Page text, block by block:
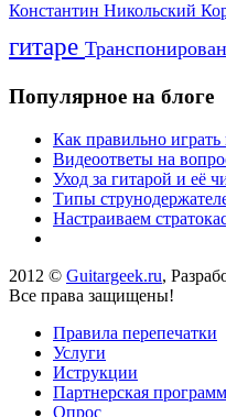
Константин Никольский
гитаре
Популярное на блоге
Как правильно играть
Видеоответы на
Уход за гитарой и её
Типы
Настраиваем
2012 © Guitargeek.ru,
Все права защищены!
Правила перепечатки
Услуги
Иструкции
Партнерская
Опрос